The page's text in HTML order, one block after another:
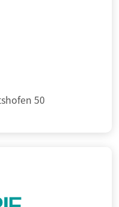
50